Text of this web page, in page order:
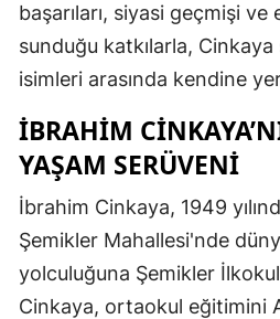
başarıları, siyasi geçmişi ve
sunduğu katkılarla,
isimleri arasında kendine
İBRAHIM
YAŞAM SERÜVENI
İbrahim Cinkaya, 1949
Şemikler Mahallesi'nde
yolculuğuna Şemikler
Cinkaya, ortaokul eğitimini